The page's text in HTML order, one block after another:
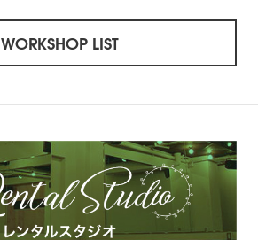
WORKSHOP LIST